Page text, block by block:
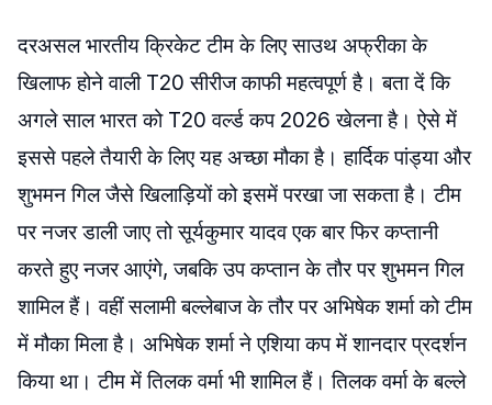
दरअसल भारतीय क्रिकेट टीम के लिए साउथ अफ्रीका के
खिलाफ होने वाली T20 सीरीज काफी महत्वपूर्ण है। बता दें कि
अगले साल भारत को T20 वर्ल्ड कप 2026 खेलना है। ऐसे में
इससे पहले तैयारी के लिए यह अच्छा मौका है। हार्दिक पांड्या और
शुभमन गिल जैसे खिलाड़ियों को इसमें परखा जा सकता है। टीम
पर नजर डाली जाए तो सूर्यकुमार यादव एक बार फिर कप्तानी
करते हुए नजर आएंगे, जबकि उप कप्तान के तौर पर शुभमन गिल
शामिल हैं। वहीं सलामी बल्लेबाज के तौर पर अभिषेक शर्मा को टीम
में मौका मिला है। अभिषेक शर्मा ने एशिया कप में शानदार प्रदर्शन
किया था। टीम में तिलक वर्मा भी शामिल हैं। तिलक वर्मा के बल्ले